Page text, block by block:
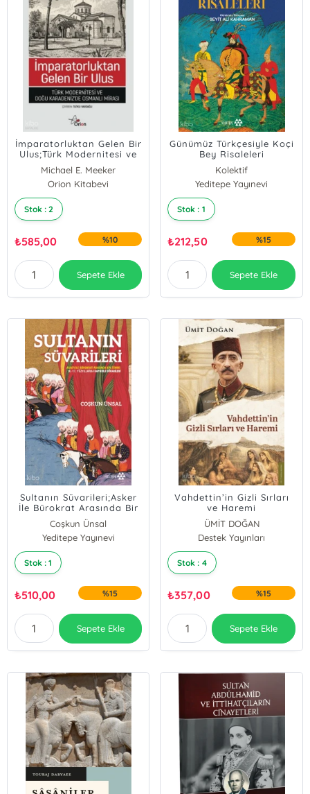
İmparatorluktan Gelen Bir
Ulus;Türk Modernitesi ve
Doğu Karadeniz'de
Osmanlı Mirası
Michael E. Meeker
Orion Kitabevi
Stok : 2
₺585,00 %10
Sepete Ekle
Günümüz Türkçesiyle Koçi
Bey Risaleleri
Kolektif
Yeditepe Yayınevi
Stok : 1
₺212,50 %15
Sepete Ekle
Sultanın Süvarileri;Asker
İle Bürokrat Arasında Bir
Zümre: 16.-17. Yüzyıllarda
Kapıkulu Süvarileri
Coşkun Ünsal
Yeditepe Yayınevi
Stok : 1
₺510,00 %15
Sepete Ekle
Vahdettin’in Gizli Sırları
ve Haremi
ÜMİT DOĞAN
Destek Yayınları
Stok : 4
₺357,00 %15
Sepete Ekle